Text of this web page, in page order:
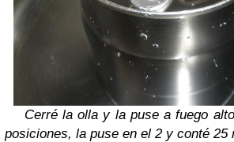
Cerré la olla y la puse a fuego
posiciones, la puse en el 2 y conté 25